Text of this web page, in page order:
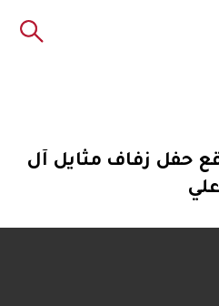
حفل زفاف مثايل آل
علي